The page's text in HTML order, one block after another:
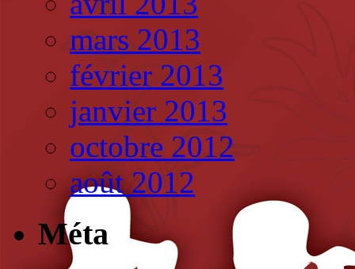
mars 2013
février 2013
janvier 2013
octobre 2012
août 2012
Méta